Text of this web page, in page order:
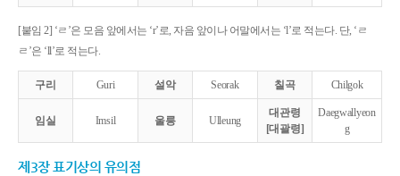
[붙임 2] ‘ㄹ’은 모음 앞에서는 ‘r’로, 자음 앞이나 어말에서는 ‘l’로 적는다. 단, ‘ㄹ
ㄹ’은 ‘ll’로 적는다.
구리 Guri 설악 Seorak 칠곡 Chilgok
임실 Imsil 울릉 Ulleung
대관령
[대괄령]
Daegwallyeon
g
제3장 표기상의 유의점